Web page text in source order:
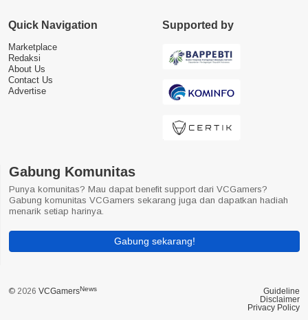
Quick Navigation
Marketplace
Redaksi
About Us
Contact Us
Advertise
Supported by
Gabung Komunitas
Punya komunitas? Mau dapat benefit support dari VCGamers?
Gabung komunitas VCGamers sekarang juga dan dapatkan hadiah
menarik setiap harinya.
Gabung sekarang!
© 2026 VCGamersNews
Guideline
Disclaimer
Privacy Policy